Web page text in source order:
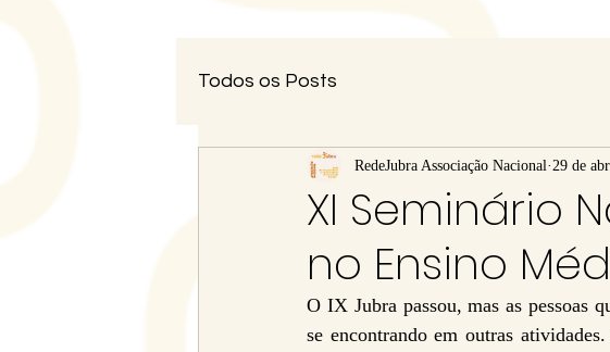
Todos os Posts
XI Seminário
no Ensino
RedeJubra Associação Nacional 29 de
O IX Jubra passou, mas as pessoas
se encontrando em outras